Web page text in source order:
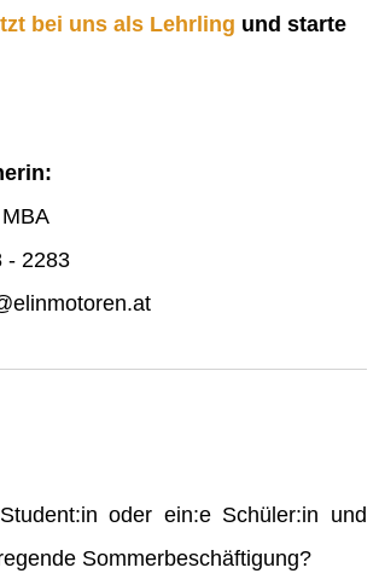
bei uns als Lehrling und starte
- 2283
oder ein:e Schüler:in und
Sommerbeschäftigung?